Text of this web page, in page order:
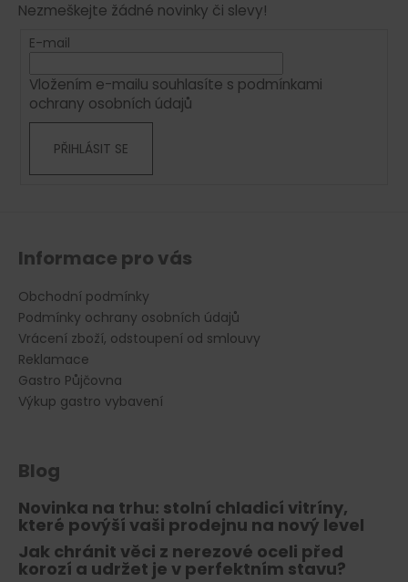
Nezmeškejte žádné novinky či slevy!
E-mail
Vložením e-mailu souhlasíte s podmínkami
ochrany osobních údajů
PŘIHLÁSIT SE
Informace pro vás
Obchodní podmínky
Podmínky ochrany osobních údajů
Vrácení zboží, odstoupení od smlouvy
Reklamace
Gastro Půjčovna
Výkup gastro vybavení
Blog
Novinka na trhu: stolní chladicí vitríny,
které povýší vaši prodejnu na nový level
Jak chránit věci z nerezové oceli před
korozí a udržet je v perfektním stavu?